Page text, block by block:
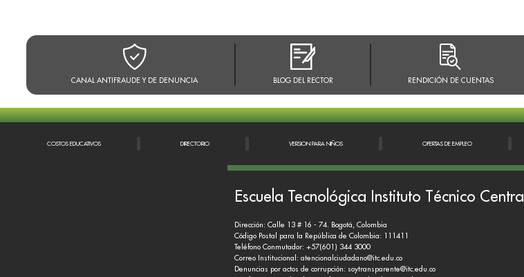
CANAL ANTIFRAUDE Y DE DENUNCIA BLOG DEL RECTOR RENDICIÓN DE CUENTAS
COSTOS EDUCATIVOS DIRECTORIO VERSION PARA NIÑOS OFERTAS DE EMPLEO
Escuela Tecnológica Instituto Técnico Central
Dirección: Calle 13 # 16 - 74. Bogotá, Colombia
Código Postal para la República de Colombia: 111411
Teléfono Conmutador: +57(601) 344 3000
Correo Institucional: atencionalciudadano@itc.edu.co
Denuncias por actos de corrupción: soytransparente@itc.edu.co